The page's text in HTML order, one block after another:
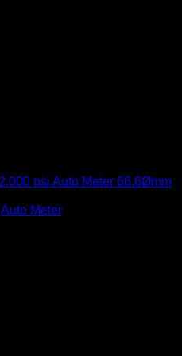
Auto Meter